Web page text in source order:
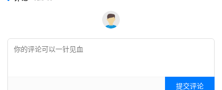
提交评论